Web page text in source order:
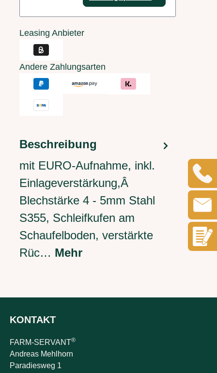
Leasing Anbieter
Andere Zahlungsarten
Beschreibung
mit EURO-Aufnahme, inkl.
Einlageverstärkung,Â
Blechstärke 4 - 5mm Stahl
S355, Schleifkufen am
Schaufelboden, verstärkte
Rüc… Mehr
KONTAKT
FARM-SERVANT®
Andreas Mehlhorn
Paradiesweg 1